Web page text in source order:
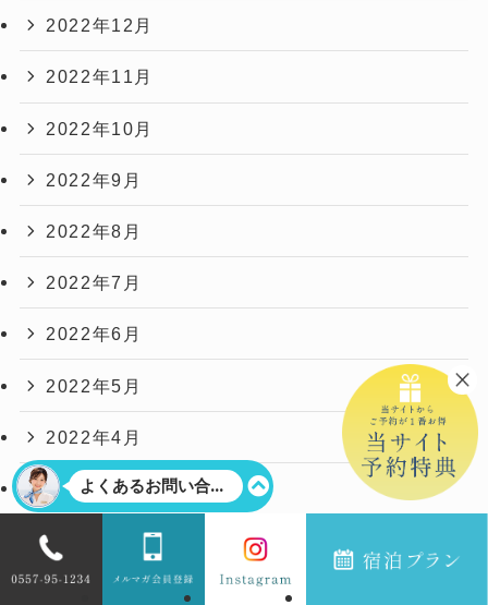
2022年12月
2022年11月
2022年10月
2022年9月
2022年8月
2022年7月
2022年6月
2022年5月
2022年4月
2022年3月
2022年2月